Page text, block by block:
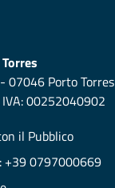
07046 Porto Torres
IVA: 00252040902
il Pubblico
+39 0797000669